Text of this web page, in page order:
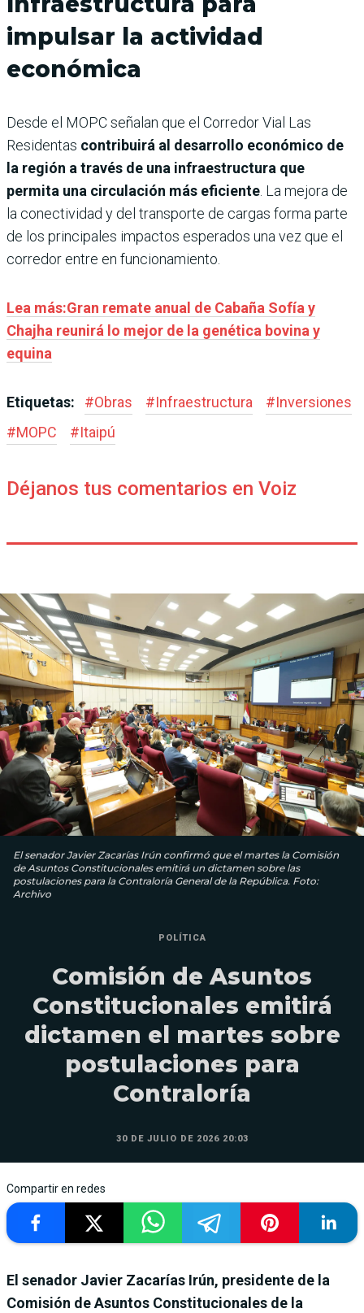
impulsar la actividad
económica
Desde el MOPC señalan que el Corredor Vial Las
Residentas contribuirá al desarrollo económico de
la región a través de una infraestructura que
permita una circulación más eficiente . La mejora de
la conectividad y del transporte de cargas forma parte
de los principales impactos esperados una vez que el
corredor entre en funcionamiento.
Lea más:Gran remate anual de Cabaña Sofía y
Chajha reunirá lo mejor de la genética bovina y
equina
Etiquetas: #Obras #Infraestructura #Inversiones
#MOPC #Itaipú
Déjanos tus comentarios en Voiz
El senador Javier Zacarías Irún confirmó que el martes la Comisión
de Asuntos Constitucionales emitirá un dictamen sobre las
postulaciones para la Contraloría General de la República. Foto:
Archivo
POLÍTICA
Comisión de Asuntos
Constitucionales emitirá
dictamen el martes sobre
postulaciones para
Contraloría
30 DE JULIO DE 2026 20:03
Compartir en redes
El senador Javier Zacarías Irún, presidente de la
Comisión de Asuntos Constitucionales de la